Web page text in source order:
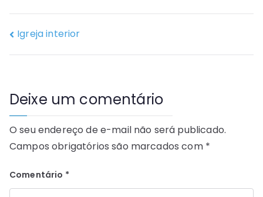
Igreja interior
Deixe um comentário
O seu endereço de e-mail não será publicado.
Campos obrigatórios são marcados com *
Comentário *